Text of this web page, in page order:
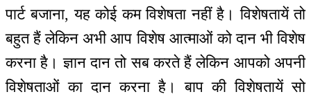
पार्ट बजाना, यह कोई कम विशेषता नहीं है। विशेषतायें तो
बहुत हैं लेकिन अभी आप विशेष आत्माओं को दान भी विशेष
करना है। ज्ञान दान तो सब करते हैं लेकिन आपको अपनी
विशेषताओं का दान करना है। बाप की विशेषतायें सो